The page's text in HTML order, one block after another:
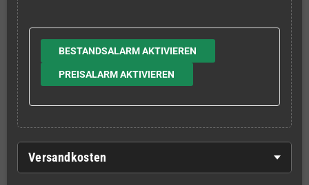
BESTANDSALARM AKTIVIEREN
PREISALARM AKTIVIEREN
Versandkosten